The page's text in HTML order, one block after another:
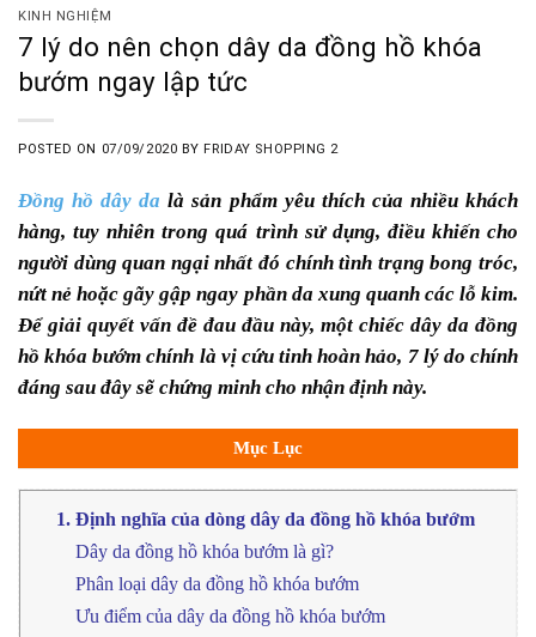
KINH NGHIỆM
7 lý do nên chọn dây da đồng hồ khóa
bướm ngay lập tức
POSTED ON 07/09/2020 BY FRIDAY SHOPPING 2
Đồng hồ dây da là sản phẩm yêu thích của nhiều khách
hàng, tuy nhiên trong quá trình sử dụng, điều khiến cho
người dùng quan ngại nhất đó chính tình trạng bong tróc,
nứt nẻ hoặc gãy gập ngay phần da xung quanh các lỗ kim.
Để giải quyết vấn đề đau đầu này, một chiếc dây da đồng
hồ khóa bướm chính là vị cứu tinh hoàn hảo, 7 lý do chính
đáng sau đây sẽ chứng minh cho nhận định này.
Mục Lục
1. Định nghĩa của dòng dây da đồng hồ khóa bướm
Dây da đồng hồ khóa bướm là gì?
Phân loại dây da đồng hồ khóa bướm
Ưu điểm của dây da đồng hồ khóa bướm